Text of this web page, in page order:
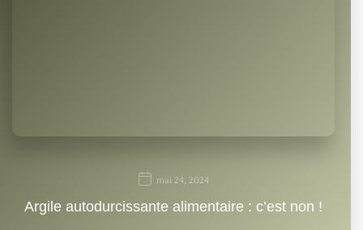
mai 24, 2024
Argile autodurcissante alimentaire : c’est non !